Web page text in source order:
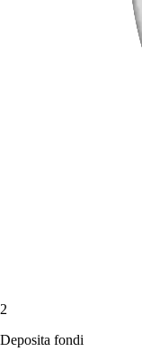
2
Deposita fondi